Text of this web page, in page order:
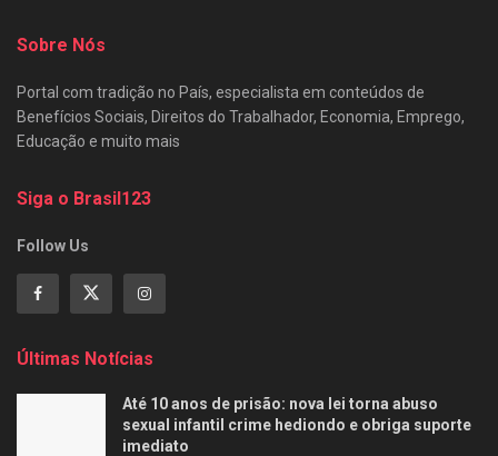
Sobre Nós
Portal com tradição no País, especialista em conteúdos de
Benefícios Sociais, Direitos do Trabalhador, Economia, Emprego,
Educação e muito mais
Siga o Brasil123
Follow Us
Últimas Notícias
Até 10 anos de prisão: nova lei torna abuso
sexual infantil crime hediondo e obriga suporte
imediato